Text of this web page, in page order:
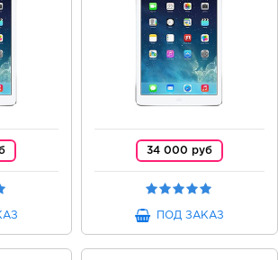
34 000 руб
ПОД ЗАКАЗ